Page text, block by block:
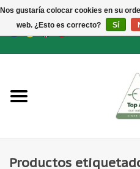
GBP/CHF /
NUEVO
Productos
Nos gustaría colocar cookies en su
web. ¿Esto es correcto?
Sí